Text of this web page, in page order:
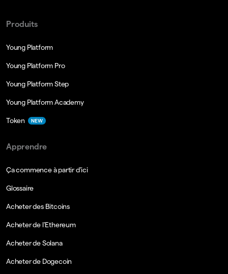
Produits
Young Platform
Young Platform Pro
Young Platform Step
Young Platform Academy
Token NEW
Apprendre
Ça commence à partir d'ici
Glossaire
Acheter des Bitcoins
Acheter de l'Ethereum
Acheter de Solana
Acheter de Dogecoin